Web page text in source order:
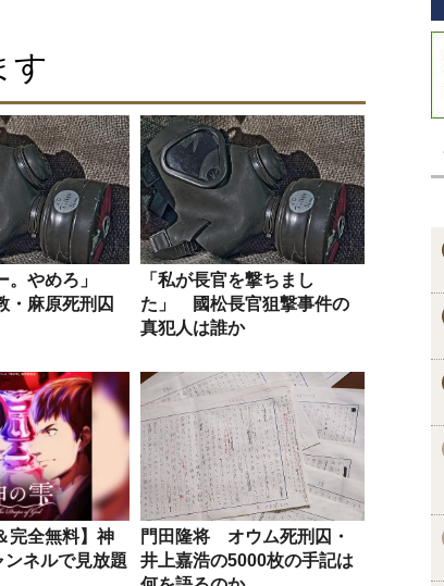
す
。やめろ」
・麻原死刑囚
「私が長官を撃ちまし
た」 國松長官狙撃事件の
真犯人は誰か
完全無料】神
ネルで見放題
門田隆将 オウム死刑囚・
井上嘉浩の5000枚の手記は